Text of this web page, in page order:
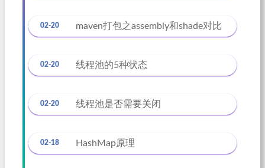
maven打包之assembly和shade对比
02-20
线程池的5种状态
02-20
线程池是否需要关闭
02-20
HashMap原理
02-18